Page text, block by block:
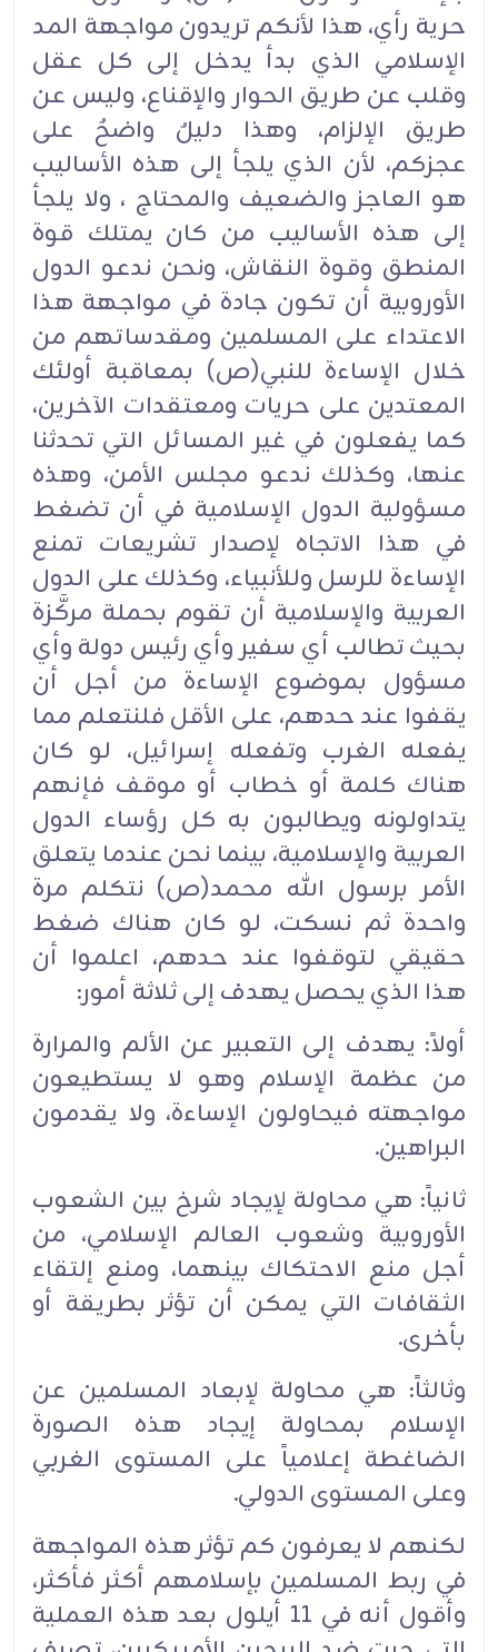
حرية رأي، هذا لأنكم تريدون مواجهة المد
الإسلامي الذي بدأ يدخل إلى كل عقل
وقلب عن طريق الحوار والإقناع، وليس عن
طريق الإلزام، وهذا دليلٌ واضحٌ على
عجزكم، لأن الذي يلجأ إلى هذه الأساليب
هو العاجز والضعيف والمحتاج ، ولا يلجأ
إلى هذه الأساليب من كان يمتلك قوة
المنطق وقوة النقاش، ونحن ندعو الدول
الأوروبية أن تكون جادة في مواجهة هذا
الاعتداء على المسلمين ومقدساتهم من
خلال الإساءة للنبي(ص) بمعاقبة أولئك
المعتدين على حريات ومعتقدات الآخرين،
كما يفعلون في غير المسائل التي تحدثنا
عنها، وكذلك ندعو مجلس الأمن، وهذه
مسؤولية الدول الإسلامية في أن تضغط
في هذا الاتجاه لإصدار تشريعات تمنع
الإساءة للرسل وللأنبياء، وكذلك على الدول
العربية والإسلامية أن تقوم بحملة مركَّزة
بحيث تطالب أي سفير وأي رئيس دولة وأي
مسؤول بموضوع الإساءة من أجل أن
يقفوا عند حدهم، على الأقل فلنتعلم مما
يفعله الغرب وتفعله إسرائيل، لو كان
هناك كلمة أو خطاب أو موقف فإنهم
يتداولونه ويطالبون به كل رؤساء الدول
العربية والإسلامية، بينما نحن عندما يتعلق
الأمر برسول الله محمد(ص) نتكلم مرة
واحدة ثم نسكت، لو كان هناك ضغط
حقيقي لتوقفوا عند حدهم، اعلموا أن
هذا الذي يحصل يهدف إلى ثلاثة أمور:
أولاً: يهدف إلى التعبير عن الألم والمرارة
من عظمة الإسلام وهو لا يستطيعون
مواجهته فيحاولون الإساءة، ولا يقدمون
البراهين.
ثانياً: هي محاولة لإيجاد شرخ بين الشعوب
الأوروبية وشعوب العالم الإسلامي، من
أجل منع الاحتكاك بينهما، ومنع إلتقاء
الثقافات التي يمكن أن تؤثر بطريقة أو
بأخرى.
وثالثاً: هي محاولة لإبعاد المسلمين عن
الإسلام بمحاولة إيجاد هذه الصورة
الضاغطة إعلامياً على المستوى الغربي
وعلى المستوى الدولي.
لكنهم لا يعرفون كم تؤثر هذه المواجهة
في ربط المسلمين بإسلامهم أكثر فأكثر،
وأقول أنه في 11 أيلول بعد هذه العملية